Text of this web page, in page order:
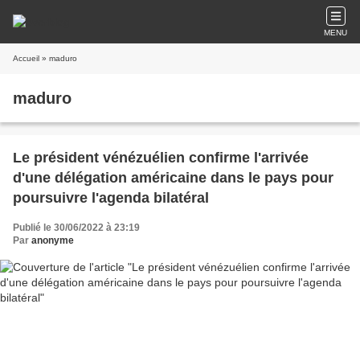
MENU
Accueil » maduro
maduro
Le président vénézuélien confirme l'arrivée
d'une délégation américaine dans le pays pour
poursuivre l'agenda bilatéral
Publié le 30/06/2022 à 23:19
Par anonyme